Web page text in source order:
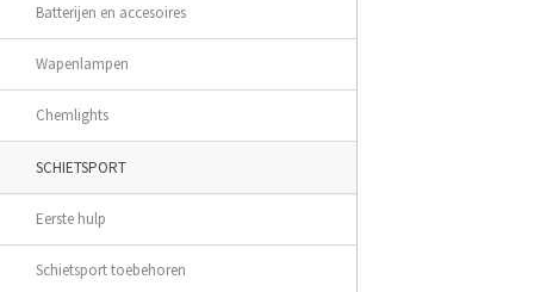
Batterijen en accesoires
Wapenlampen
Chemlights
SCHIETSPORT
Eerste hulp
Schietsport toebehoren